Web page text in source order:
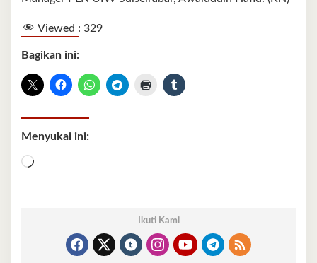
Viewed : 329
Bagikan ini:
Menyukai ini:
Memuat...
Ikuti Kami